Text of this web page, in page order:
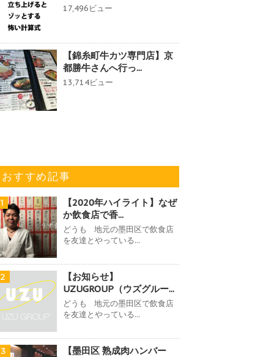
17,496ビュー
【錦糸町牛カツ専門店】京
都勝牛さんへ行っ...
13,714ビュー
おすすめ記事
1
【2020年ハイライト】なぜ
か飲食店で香...
どうも 地元の墨田区で飲食店
を友達とやっている...
2
【お知らせ】
UZUGROUP（ウズグルー...
どうも 地元の墨田区で飲食店
を友達とやっている...
3
【墨田区 熟成肉ハンバー